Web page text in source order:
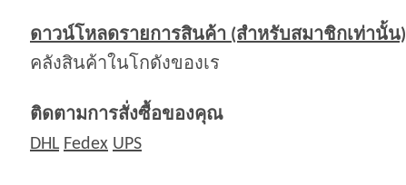
ดาวน์โหลดรายการสินค้า (สำหรับสมาชิกเท่านั้น)
คลังสินค้าในโกดังของเร
ติดตามการสั่งซื้อของคุณ
DHL Fedex UPS